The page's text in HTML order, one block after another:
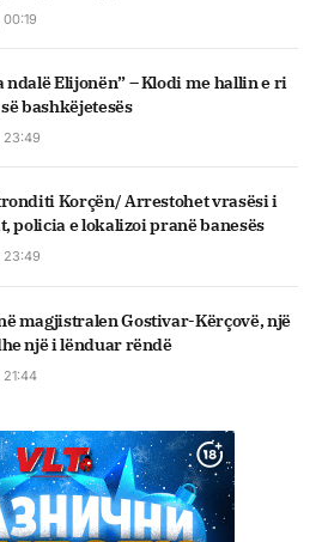
ndalë Elijonën” – Klodi me hallin e ri
bashkëjetesës
23:49
Korçën/ Arrestohet vrasësi i
policia e lokalizoi pranë banesës
23:49
magjistralen Gostivar-Kërçovë, një
një i lënduar rëndë